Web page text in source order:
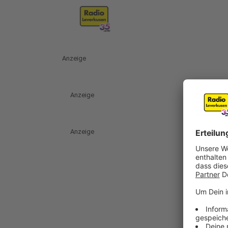
Anzeige
Anzeige
Anzeige